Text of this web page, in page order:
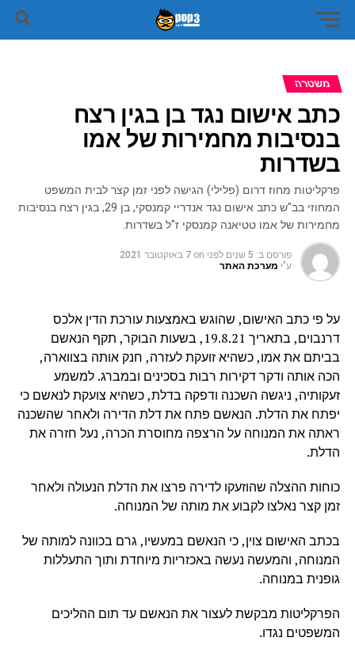
משטרה
כתב אישום נגד בן בגין רצח
בנסיבות מחמירות של אמו
בשדרות
פרקליטות מחוז דרום (פלילי) הגישה לפני זמן קצר לבית המשפט
המחוזי בב"ש כתב אישום נגד אנדריי קמנסקי, בן 29, בגין רצח בנסיבות
מחמירות של אמו טטיאנה קמנסקי ז"ל בשדרות.
פורסם ב: 5 שנים לפני on 7 באוקטובר 2021
ע"י מערכת האתר
על פי כתב האישום, שהוגש באמצעות עורכת הדין אלכס
דרנבוים, בתאריך 19.8.21, בשעות הבוקר, תקף הנאשם
בביתם את אמו, כשהיא זועקת לעזרה, חנק אותה בצווארה,
הכה אותה ודקר דקירות רבות בסכינים ובמברג. למשמע
זעקותיה, ניגשה השכנה ודפקה בדלת, כשהיא צועקת לנאשם כי
יפתח את הדלת. הנאשם פתח את דלת הדירה ולאחר שהשכנה
ראתה את המנוחה על הרצפה מחוסרת הכרה, נעל חזרה את
הדלת.
כוחות ההצלה שהוזעקו לדירה פרצו את הדלת הנעולה ולאחר
זמן קצר נאלצו לקבוע את מותה של המנוחה.
בכתב האישום צוין, כי הנאשם במעשיו, גרם בכוונה למותה של
המנוחה, והמעשה נעשה באכזריות מיוחדת ותוך התעללות
גופנית במנוחה.
הפרקליטות מבקשת לעצור את הנאשם עד תום ההליכים
המשפטים נגדו.